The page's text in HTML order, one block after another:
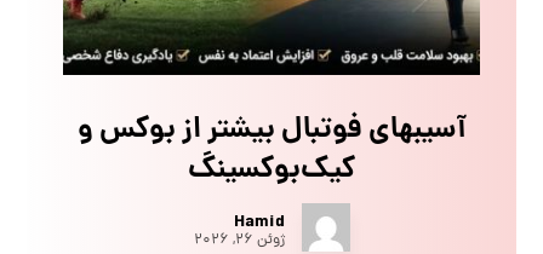
آسیبهای فوتبال بیشتر از بوکس و
کیک‌بوکسینگ
Hamid
ژوئن ۲۶, ۲۰۲۶